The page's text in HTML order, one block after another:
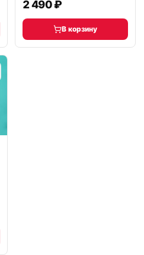
2 490 ₽
В корзину